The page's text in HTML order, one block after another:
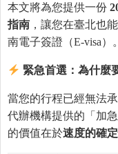
本文將為您提供一份
指南 ，讓您在臺北也
南電子簽證（E-visa）。
緊急首選：為什麼
當您的行程已經無法
代辦機構提供的「加
的價值在於速度的確